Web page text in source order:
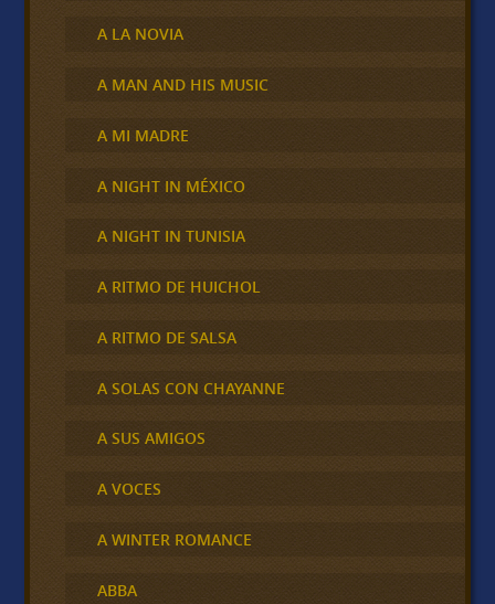
A LA NOVIA
A MAN AND HIS MUSIC
A MI MADRE
A NIGHT IN MÉXICO
A NIGHT IN TUNISIA
A RITMO DE HUICHOL
A RITMO DE SALSA
A SOLAS CON CHAYANNE
A SUS AMIGOS
A VOCES
A WINTER ROMANCE
ABBA